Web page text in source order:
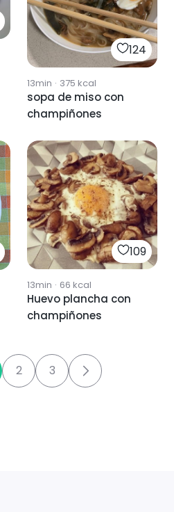
124
13min · 375 kcal
sopa de miso con
champiñones
109
13min · 66 kcal
Huevo plancha con
champiñones
2 3